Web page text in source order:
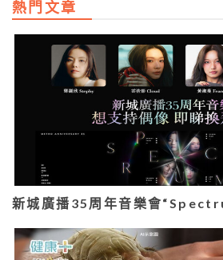
熱門文章
新城廣播35周年音樂會